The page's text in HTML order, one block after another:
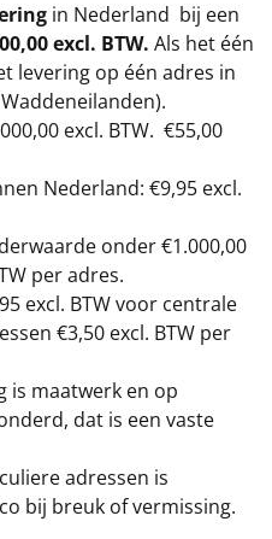
in Nederland bij een
excl. BTW. Als het één
levering op één adres in
excl. BTW. €55,00
Nederland: €9,95 excl.
onder €1.000,00
per adres.
excl. BTW voor centrale
€3,50 excl. BTW per
is maatwerk en op
dat is een vaste
adressen is
bij breuk of vermissing.